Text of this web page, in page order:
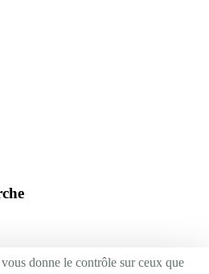
donne le contrôle sur ceux que